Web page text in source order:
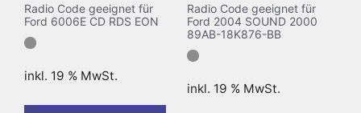
Radio Code geeignet für
Ford 6006E CD RDS EON
inkl. 19 % MwSt.
Radio Code geeignet für
Ford 2004 SOUND 2000
89AB-18K876-BB
inkl. 19 % MwSt.